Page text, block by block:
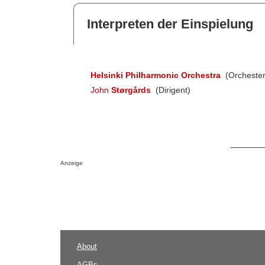
Interpreten der Einspielung
Helsinki Philharmonic Orchestra
John Størgårds (Dirigent)
Anzeige
About